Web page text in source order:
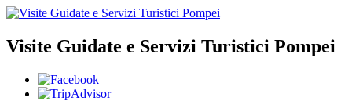
Visite Guidate e Servizi Turistici Pompei